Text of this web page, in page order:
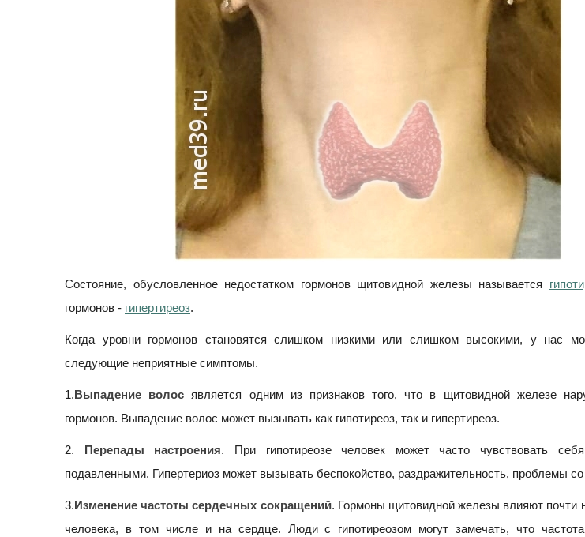
Состояние, обусловленное недостатком гормонов щитовидной железы называется
гормонов - гипертиреоз.
Когда уровни гормонов становятся слишком низкими или слишком высокими, у нас
следующие неприятные симптомы.
1.Выпадение волос является одним из признаков того, что в щитовидной железе
гормонов. Выпадение волос может вызывать как гипотиреоз, так и гипертиреоз.
2. Перепады настроения. При гипотиреозе человек может часто чувствовать
подавленными. Гипертериоз может вызывать беспокойство, раздражительность, проблемы
3.Изменение частоты сердечных сокращений. Гормоны щитовидной железы влияют почти
человека, в том числе и на сердце. Люди с гипотиреозом могут замечать, что